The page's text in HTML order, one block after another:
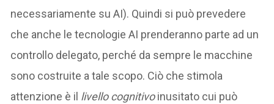
necessariamente su AI). Quindi si può prevedere
che anche le tecnologie AI prenderanno parte ad un
controllo delegato, perché da sempre le macchine
sono costruite a tale scopo. Ciò che stimola
attenzione è il livello cognitivoinusitato cui può